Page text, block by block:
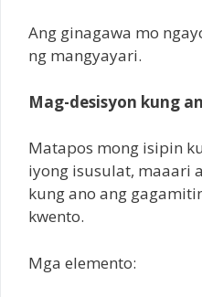
Ang ginagawa mo
ng mangyayari.
Mag-desisyon kung
Matapos mong isipin
iyong isusulat, maaari
kung ano ang
kwento.
Mga elemento: